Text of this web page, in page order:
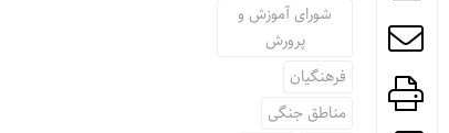
شورای آموزش و
پرورش
فرهنگیان
مناطق جنگی